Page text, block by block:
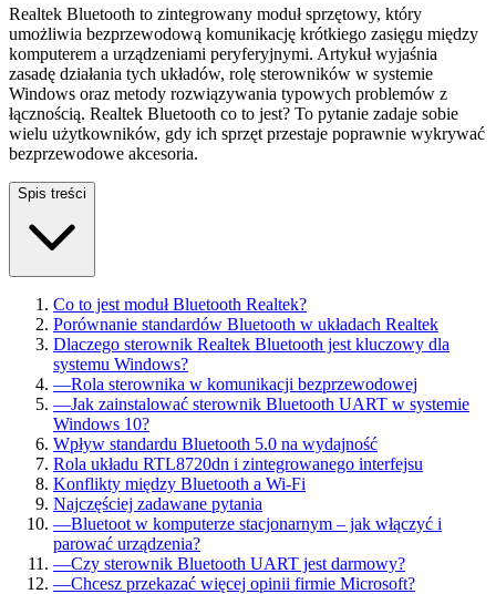
Realtek Bluetooth to zintegrowany moduł sprzętowy, który
umożliwia bezprzewodową komunikację krótkiego zasięgu między
komputerem a urządzeniami peryferyjnymi. Artykuł wyjaśnia
zasadę działania tych układów, rolę sterowników w systemie
Windows oraz metody rozwiązywania typowych problemów z
łącznością. Realtek Bluetooth co to jest? To pytanie zadaje sobie
wielu użytkowników, gdy ich sprzęt przestaje poprawnie wykrywać
bezprzewodowe akcesoria.
Spis treści
Co to jest moduł Bluetooth Realtek?
Porównanie standardów Bluetooth w układach Realtek
Dlaczego sterownik Realtek Bluetooth jest kluczowy dla
systemu Windows?
—Rola sterownika w komunikacji bezprzewodowej
—Jak zainstalować sterownik Bluetooth UART w systemie
Windows 10?
Wpływ standardu Bluetooth 5.0 na wydajność
Rola układu RTL8720dn i zintegrowanego interfejsu
Konflikty między Bluetooth a Wi-Fi
Najczęściej zadawane pytania
—Bluetoot w komputerze stacjonarnym – jak włączyć i
parować urządzenia?
—Czy sterownik Bluetooth UART jest darmowy?
—Chcesz przekazać więcej opinii firmie Microsoft?